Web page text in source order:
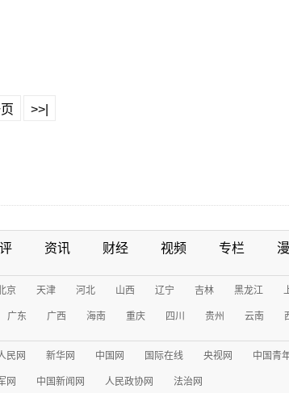
>>|
资讯 财经 视频 专栏
京 天津 河北 山西 辽宁 吉林 黑龙江
广东 广西 海南 重庆 四川 贵州 云南
民网 新华网 中国网 国际在线 央视网 中国青
网 中国新闻网 人民政协网 法治网